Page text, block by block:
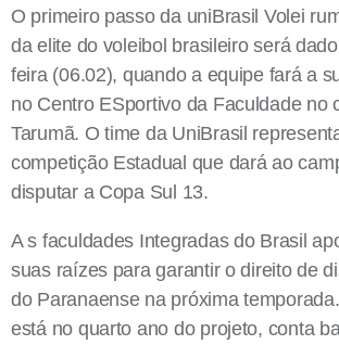
O primeiro passo da uniBrasil Volei
da elite do voleibol brasileiro será
feira (06.02), quando a equipe fará a
no Centro ESportivo da Faculdade no
Tarumã. O time da UniBrasil
competição Estadual que dará ao
disputar a Copa Sul 13.
A s faculdades Integradas do Brasil
suas raízes para garantir o direito de
do Paranaense na próxima
está no quarto ano do projeto, conta